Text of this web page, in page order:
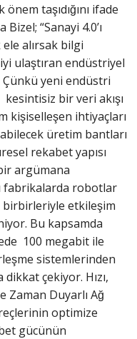
taşıdığını ifade
“Sanayi 4.0’ı
alırsak bilgi
ulaştıran endüstriyel
yeni endüstri
kesintisiz bir veri akışı
kişiselleşen ihtiyaçları
üretim bantları
rekabet yapısı
argümana
fabrikalarda robotlar
birbirleriyle etkileşim
Bu kapsamda
100 megabit ile
sistemlerinden
dikkat çekiyor. Hızı,
Zaman Duyarlı Ağ
optimize
gücünün